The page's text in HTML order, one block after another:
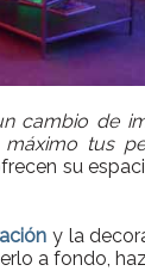
cambio de
tus
su
y la
a fondo,